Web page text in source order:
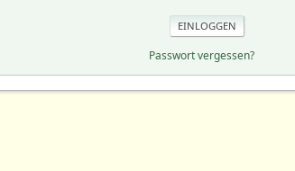
Passwort vergessen?